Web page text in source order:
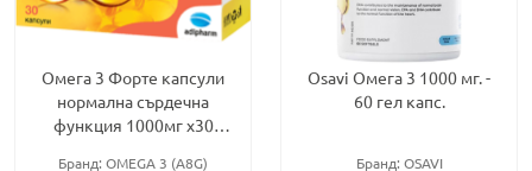
Омега 3 Форте капсули
нормална сърдечна
функция 1000мг х30
Бранд: OMEGA 3 (A8G)
Osavi Омега 3 1000 мг. -
60 гел капс.
Бранд: OSAVI